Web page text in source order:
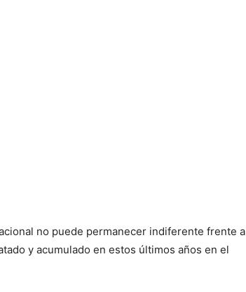
no puede permanecer indiferente frente a
y acumulado en estos últimos años en el